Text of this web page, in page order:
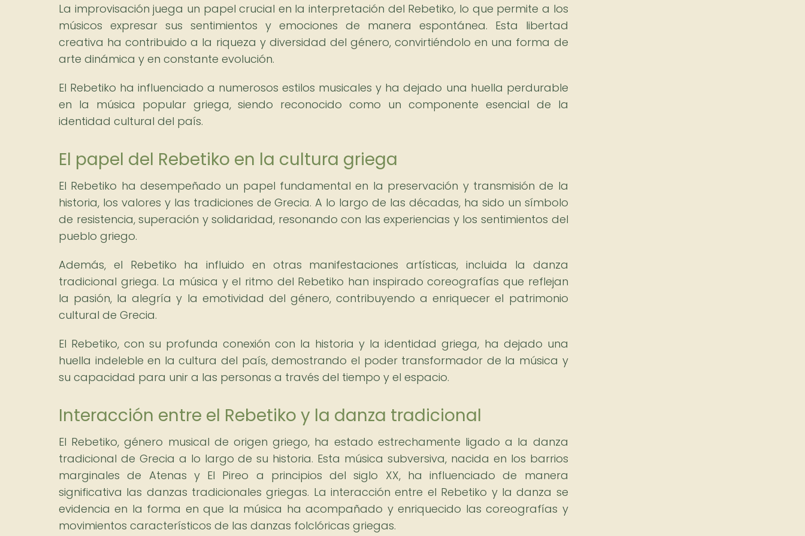
La improvisación juega un papel crucial en la interpretación del Rebetiko, lo que permite a los
músicos expresar sus sentimientos y emociones de manera espontánea. Esta libertad
creativa ha contribuido a la riqueza y diversidad del género, convirtiéndolo en una forma de
arte dinámica y en constante evolución.
El Rebetiko ha influenciado a numerosos estilos musicales y ha dejado una huella perdurable
en la música popular griega, siendo reconocido como un componente esencial de la
identidad cultural del país.
El papel del Rebetiko en la cultura griega
El Rebetiko ha desempeñado un papel fundamental en la preservación y transmisión de la
historia, los valores y las tradiciones de Grecia. A lo largo de las décadas, ha sido un símbolo
de resistencia, superación y solidaridad, resonando con las experiencias y los sentimientos del
pueblo griego.
Además, el Rebetiko ha influido en otras manifestaciones artísticas, incluida la danza
tradicional griega. La música y el ritmo del Rebetiko han inspirado coreografías que reflejan
la pasión, la alegría y la emotividad del género, contribuyendo a enriquecer el patrimonio
cultural de Grecia.
El Rebetiko, con su profunda conexión con la historia y la identidad griega, ha dejado una
huella indeleble en la cultura del país, demostrando el poder transformador de la música y
su capacidad para unir a las personas a través del tiempo y el espacio.
Interacción entre el Rebetiko y la danza tradicional
El Rebetiko, género musical de origen griego, ha estado estrechamente ligado a la danza
tradicional de Grecia a lo largo de su historia. Esta música subversiva, nacida en los barrios
marginales de Atenas y El Pireo a principios del siglo XX, ha influenciado de manera
significativa las danzas tradicionales griegas. La interacción entre el Rebetiko y la danza se
evidencia en la forma en que la música ha acompañado y enriquecido las coreografías y
movimientos característicos de las danzas folclóricas griegas.